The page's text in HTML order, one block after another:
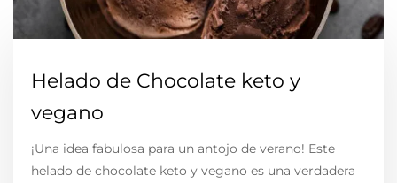
Helado de Chocolate keto y
vegano
¡Una idea fabulosa para un antojo de verano! Este
helado de chocolate keto y vegano es una verdadera